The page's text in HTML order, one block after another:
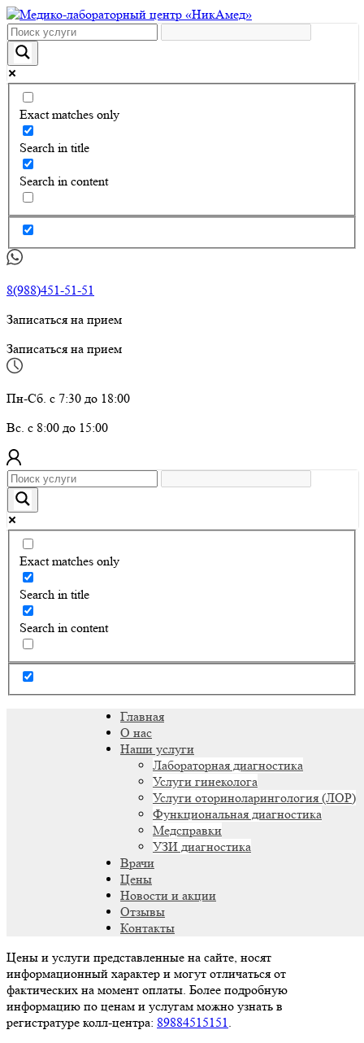
Exact matches only
Search in title
Search in content
8(988)451-51-51
Записаться на прием
Записаться на прием
Пн-Сб. с 7:30 до 18:00
Вс. с 8:00 до 15:00
Exact matches only
Search in title
Search in content
Главная
О нас
Наши услуги
Лабораторная диагностика
Услуги гинеколога
Услуги оториноларингология (ЛОР)
Функциональная диагностика
Медсправки
УЗИ диагностика
Врачи
Цены
Новости и акции
Отзывы
Контакты
Цены и услуги представленные на сайте, носят
информационный характер и могут отличаться от
фактических на момент оплаты. Более подробную
информацию по ценам и услугам можно узнать в
регистратуре колл-центра: 89884515151.